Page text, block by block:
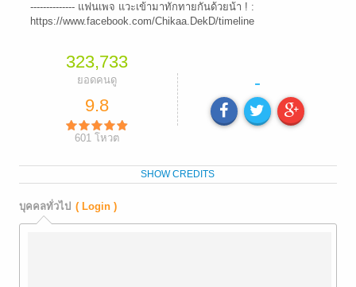
-------------- แฟนเพจ แวะเข้ามาทักทายกันด้วยน้า ! :
https://www.facebook.com/Chikaa.DekD/timeline
323,733
ยอดคนดู
9.8
601โหวต
-
SHOW CREDITS
บุคคลทั่วไป ( Login )